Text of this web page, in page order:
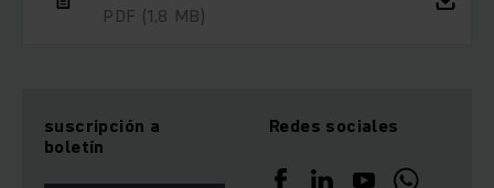
PDF (1,8 MB)
suscripción a
boletín
Redes sociales